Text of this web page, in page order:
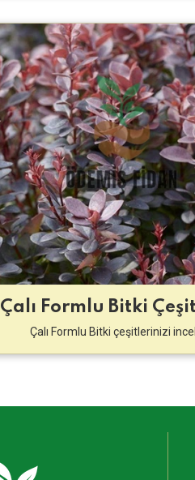
Çalı Formlu Bitki
Çalı Formlu Bitki çeşitlerinizi